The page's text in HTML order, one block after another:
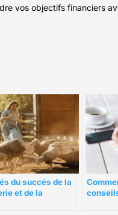
vos objectifs financiers
du succés de la
et de la